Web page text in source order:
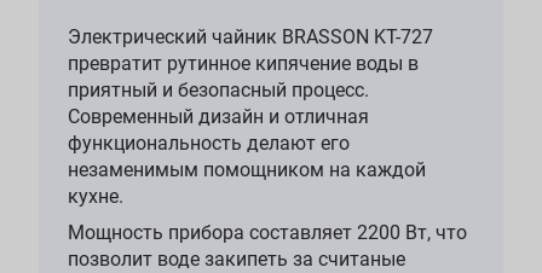
Электрический чайник BRASSON KT-727
превратит рутинное кипячение воды в
приятный и безопасный процесс.
Современный дизайн и отличная
функциональность делают его
незаменимым помощником на каждой
кухне.
Мощность прибора составляет 2200 Вт, что
позволит воде закипеть за считаные